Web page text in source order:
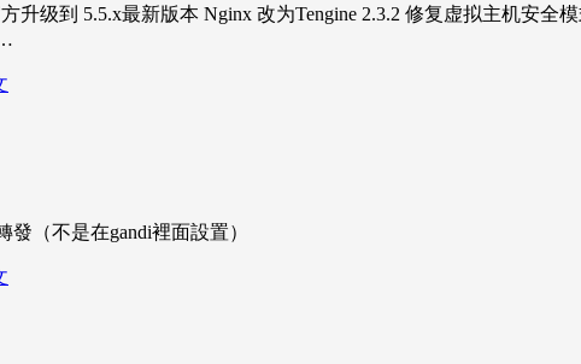
级到 5.5.x最新版本 Nginx 改为Tengine 2.3.2 修复虚拟主机安全
發（不是在gandi裡面設置）